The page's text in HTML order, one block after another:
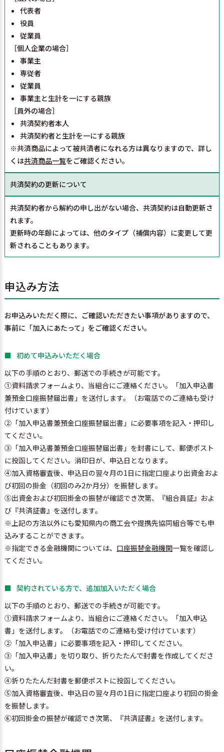
代表者
役員
従業員
［個人企業の場合］
事業主
専従者
従業員
事業主と生計を一にする親族
［員外の場合］
共済契約者本人
共済契約者と生計を一にする親族
※共済商品によって被共済者になれる方は異なりますので、詳し
くは共済商品一覧をご確認ください。
共済契約の更新について
共済契約者から解約の申し出がない場合、共済契約は自動更新さ
れます。
更新時の年齢によっては、他のタイプ（補償内容）に変更して更
新されることもあります。
申込み方法
お申込みいただく際に、ご確認いただきたい事項がありますので、
事前に「加入にあたって」をご確認ください。
初めて申込みいただく場合
以下の手順のとおり、郵送での手続きが可能です。
①資料請求フォームより、当組合にご連絡ください。「加入申込書
兼預金口座振替届出書」を送付します。（お電話でのご連絡も受け
付けています）
②「加入申込書兼預金口座振替届出書」に必要事項を記入・押印し
てください。
③「加入申込書兼預金口座振替届出書」を封書にして、郵便ポスト
に投函してください。消印日が、申込日となります。
④加入資格審査後、申込日の翌々月の1日に指定口座より出資金およ
び初回の掛金（初回のみ2か月分）を振替します。
⑤出資金および初回掛金の振替が確認でき次第、『組合員証』およ
び『共済証書』を送付します。
※上記の方法以外にも愛知県内の商工会や提携先協同組合等でも申
込みすることができます。
※指定できる金融機関については、 口座振替金融機関一覧を確認し
てください。
契約されている方で、追加加入いただく場合
以下の手順のとおり、郵送での手続きが可能です。
①資料請求フォームより、当組合にご連絡ください。「加入申込
書」を送付します。（お電話でのご連絡も受け付けています）
②「加入申込書」に必要事項を記入・押印してください。
③「加入申込書」を切り取り、折りたたんで封書を作成してくださ
い。
④折りたたんだ封書を郵便ポストに投函してください。
⑤加入資格審査後、申込日の翌々月の1日に指定口座より初回の掛金
を振替します。
⑥初回掛金の振替が確認でき次第、『共済証書』を送付します。